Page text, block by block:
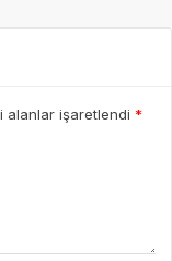
alanlar işaretlendi *